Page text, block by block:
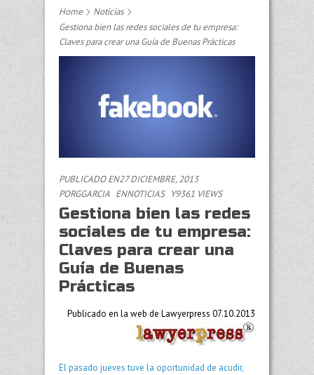
Home
Noticias
Gestiona bien las redes sociales de tu empresa:
Claves para crear una Guía de Buenas Prácticas
PUBLICADO EN27 DICIEMBRE, 2013
PORGGARCIA ENNOTICIAS Y9361 VIEWS
Gestiona bien las redes
sociales de tu empresa:
Claves para crear una
Guía de Buenas
Prácticas
Publicado en la web de Lawyerpress 07.10.2013
El pasado jueves tuve la oportunidad de acudir,